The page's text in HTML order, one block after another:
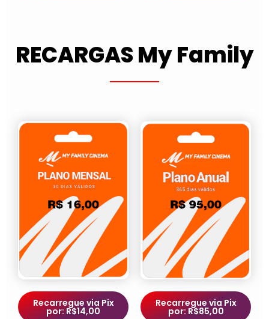
RECARGAS My Family
Recarregue via Pix
por: R$14,00
Recarregue via Pix
por: R$85,00